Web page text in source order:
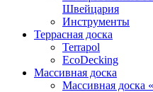
Швейцария
Инструменты
Террасная доска
Terrapol
EcoDecking
Массивная доска
Массивная доска